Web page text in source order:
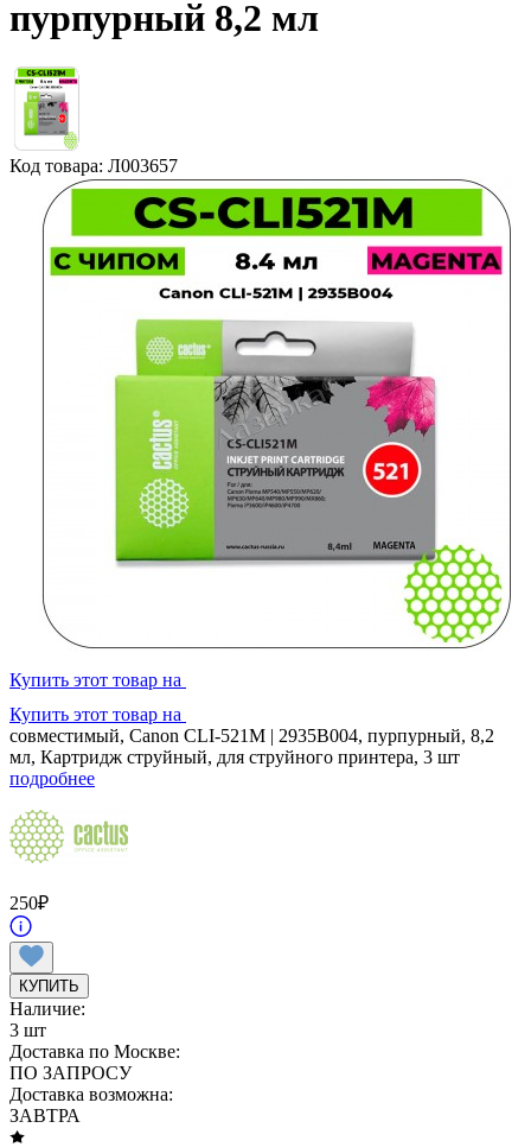
пурпурный 8,2 мл
Код товара: Л003657
Купить этот товар на
Купить этот товар на
совместимый, Canon CLI-521M | 2935B004, пурпурный, 8,2
мл, Картридж струйный, для струйного принтера, 3 шт
подробнее
250₽
КУПИТЬ
Наличие:
3 шт
Доставка по Москве:
ПО ЗАПРОСУ
Доставка возможна:
ЗАВТРА